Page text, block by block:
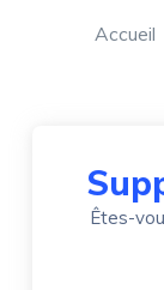
Accueil
Êtes-